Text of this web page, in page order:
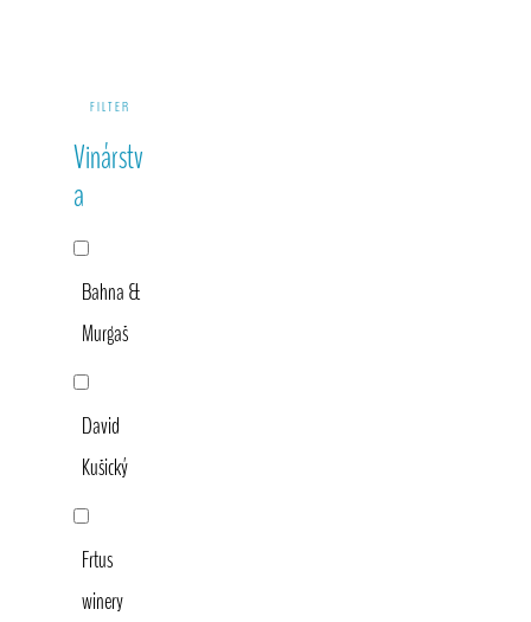
Sidebar
FILTER
Vinárstv
a
Bahna &
Murgaš
David
Kušický
Frtus
winery